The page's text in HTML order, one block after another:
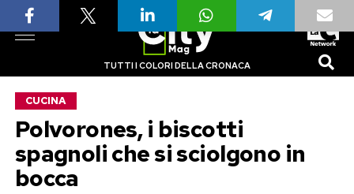
TUTTI I COLORI DELLA CRONACA
CUCINA
Polvorones, i biscotti
spagnoli che si sciolgono in
bocca